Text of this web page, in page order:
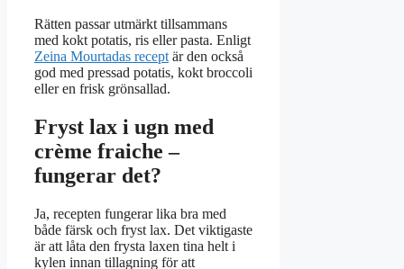
Rätten passar utmärkt tillsammans
med kokt potatis, ris eller pasta. Enligt
Zeina Mourtadas recept är den också
god med pressad potatis, kokt broccoli
eller en frisk grönsallad.
Fryst lax i ugn med
crème fraiche –
fungerar det?
Ja, recepten fungerar lika bra med
både färsk och fryst lax. Det viktigaste
är att låta den frysta laxen tina helt i
kylen innan tillagning för att